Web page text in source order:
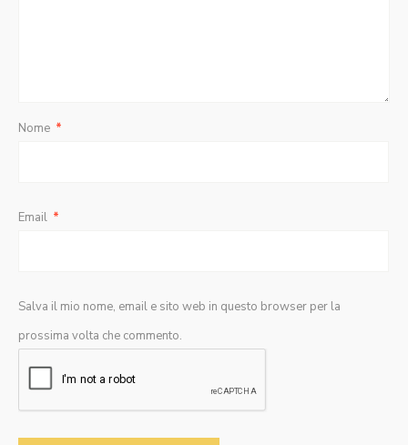
Nome *
Email *
Salva il mio nome, email e sito web in questo browser per la
prossima volta che commento.